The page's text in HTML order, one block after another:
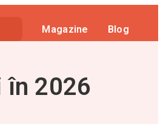
Magazine Blog
în 2026